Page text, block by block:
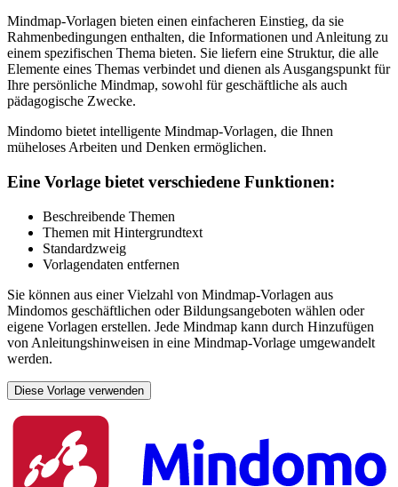
Mindmap-Vorlagen bieten einen einfacheren Einstieg, da sie
Rahmenbedingungen enthalten, die Informationen und Anleitung zu
einem spezifischen Thema bieten. Sie liefern eine Struktur, die alle
Elemente eines Themas verbindet und dienen als Ausgangspunkt für
Ihre persönliche Mindmap, sowohl für geschäftliche als auch
pädagogische Zwecke.
Mindomo bietet intelligente Mindmap-Vorlagen, die Ihnen
müheloses Arbeiten und Denken ermöglichen.
Eine Vorlage bietet verschiedene Funktionen:
Beschreibende Themen
Themen mit Hintergrundtext
Standardzweig
Vorlagendaten entfernen
Sie können aus einer Vielzahl von Mindmap-Vorlagen aus
Mindomos geschäftlichen oder Bildungsangeboten wählen oder
eigene Vorlagen erstellen. Jede Mindmap kann durch Hinzufügen
von Anleitungshinweisen in eine Mindmap-Vorlage umgewandelt
werden.
Diese Vorlage verwenden